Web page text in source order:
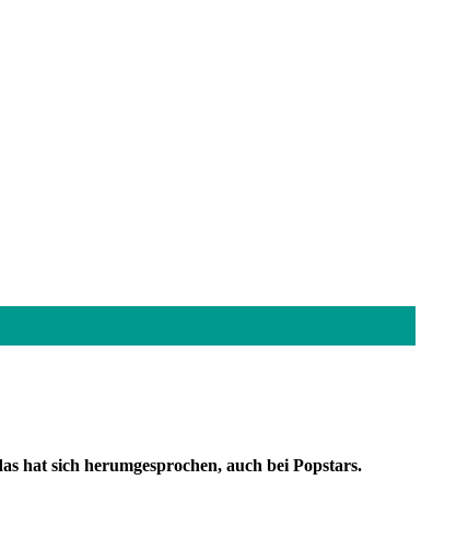
hat sich herumgesprochen, auch bei Popstars.